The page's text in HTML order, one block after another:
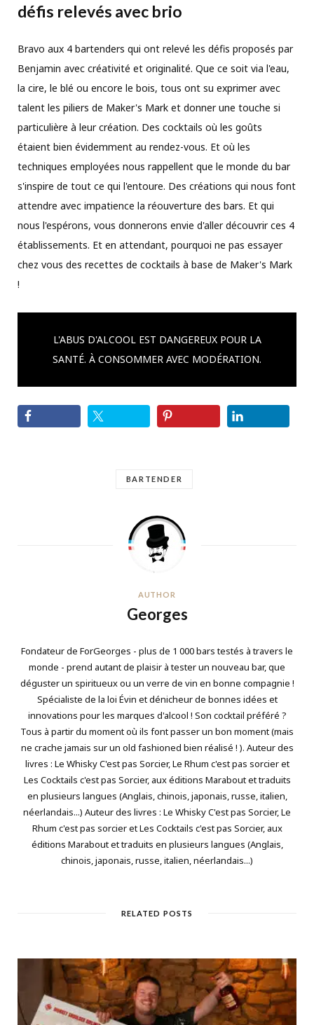
défis relevés avec brio
Bravo aux 4 bartenders qui ont relevé les défis proposés par
Benjamin avec créativité et originalité. Que ce soit via l'eau,
la cire, le blé ou encore le bois, tous ont su exprimer avec
talent les piliers de Maker's Mark et donner une touche si
particulière à leur création. Des cocktails où les goûts
étaient bien évidemment au rendez-vous. Et où les
techniques employées nous rappellent que le monde du bar
s'inspire de tout ce qui l'entoure. Des créations qui nous font
attendre avec impatience la réouverture des bars. Et qui
nous l'espérons, vous donnerons envie d'aller découvrir ces 4
établissements. Et en attendant, pourquoi ne pas essayer
chez vous des recettes de cocktails à base de Maker's Mark
!
L'ABUS D'ALCOOL EST DANGEREUX POUR LA
SANTÉ. À CONSOMMER AVEC MODÉRATION.
BARTENDER
AUTHOR
Georges
Fondateur de ForGeorges - plus de 1 000 bars testés à travers le
monde - prend autant de plaisir à tester un nouveau bar, que
déguster un spiritueux ou un verre de vin en bonne compagnie !
Spécialiste de la loi Évin et dénicheur de bonnes idées et
innovations pour les marques d'alcool ! Son cocktail préféré ?
Tous à partir du moment où ils font passer un bon moment (mais
ne crache jamais sur un old fashioned bien réalisé ! ). Auteur des
livres : Le Whisky C'est pas Sorcier, Le Rhum c'est pas sorcier et
Les Cocktails c'est pas Sorcier, aux éditions Marabout et traduits
en plusieurs langues (Anglais, chinois, japonais, russe, italien,
néerlandais...) Auteur des livres : Le Whisky C'est pas Sorcier, Le
Rhum c'est pas sorcier et Les Cocktails c'est pas Sorcier, aux
éditions Marabout et traduits en plusieurs langues (Anglais,
chinois, japonais, russe, italien, néerlandais...)
RELATED POSTS